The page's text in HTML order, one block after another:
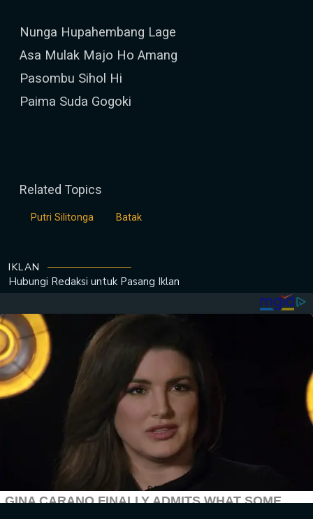
Nunga Hupahembang Lage
Asa Mulak Majo Ho Amang
Pasombu Sihol Hi
Paima Suda Gogoki
Related Topics
Putri Silitonga Batak
IKLAN
Hubungi Redaksi untuk Pasang Iklan